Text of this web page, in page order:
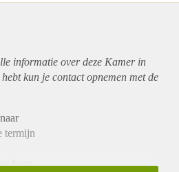
informatie over deze Kamer in
kun je contact opnemen met de
termijn
huur